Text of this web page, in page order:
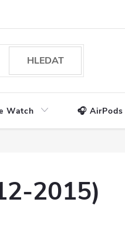
HLEDAT
Watch 🎧 AirPods
2015)